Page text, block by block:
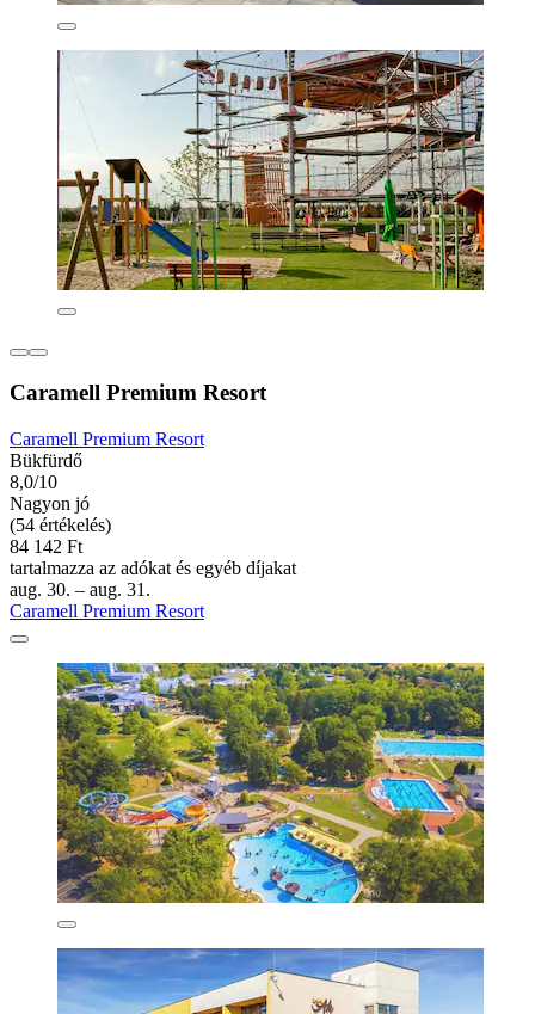
Caramell Premium Resort
Caramell Premium Resort
Bükfürdő
8,0/10
Nagyon jó
(54 értékelés)
84 142 Ft
tartalmazza az adókat és egyéb díjakat
aug. 30. – aug. 31.
Caramell Premium Resort